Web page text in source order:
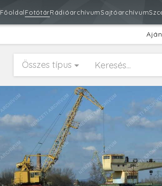
FőoldalFotótárRádióarchívumSajtóarchívum
Összes típus